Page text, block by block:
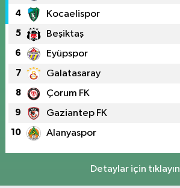
4 Kocaelispor
5 Beşiktaş
6 Eyüpspor
7 Galatasaray
8 Çorum FK
9 Gaziantep FK
10 Alanyaspor
Detaylar için tıklayın